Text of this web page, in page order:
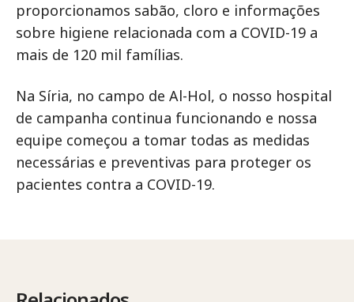
proporcionamos sabão, cloro e informações
sobre higiene relacionada com a COVID-19 a
mais de 120 mil famílias.
Na Síria, no campo de Al-Hol, o nosso hospital
de campanha continua funcionando e nossa
equipe começou a tomar todas as medidas
necessárias e preventivas para proteger os
pacientes contra a COVID-19.